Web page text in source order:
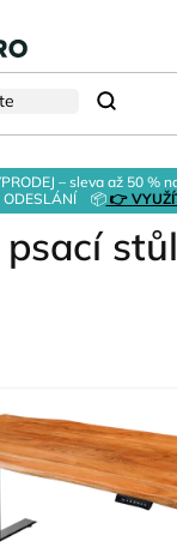
– sleva až 50 %
ODESLÁNÍ 📦👉
Hledat